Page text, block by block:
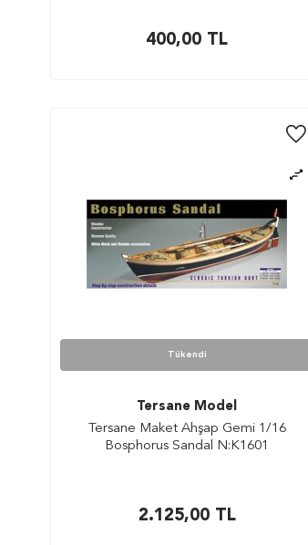
400,00 TL
Tükendi
Tersane Model
Tersane Maket Ahşap Gemi 1/16
Bosphorus Sandal N:K1601
2.125,00TL